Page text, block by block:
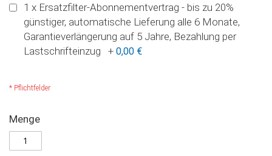
1 x Ersatzfilter-Abonnementvertrag - bis zu 20%
günstiger, automatische Lieferung alle 6 Monate,
Garantieverlängerung auf 5 Jahre, Bezahlung per
Lastschrifteinzug
+ 0,00 €
* Pflichtfelder
FONTAMEA
Direct
Flow
AUF
LAGER
Menge